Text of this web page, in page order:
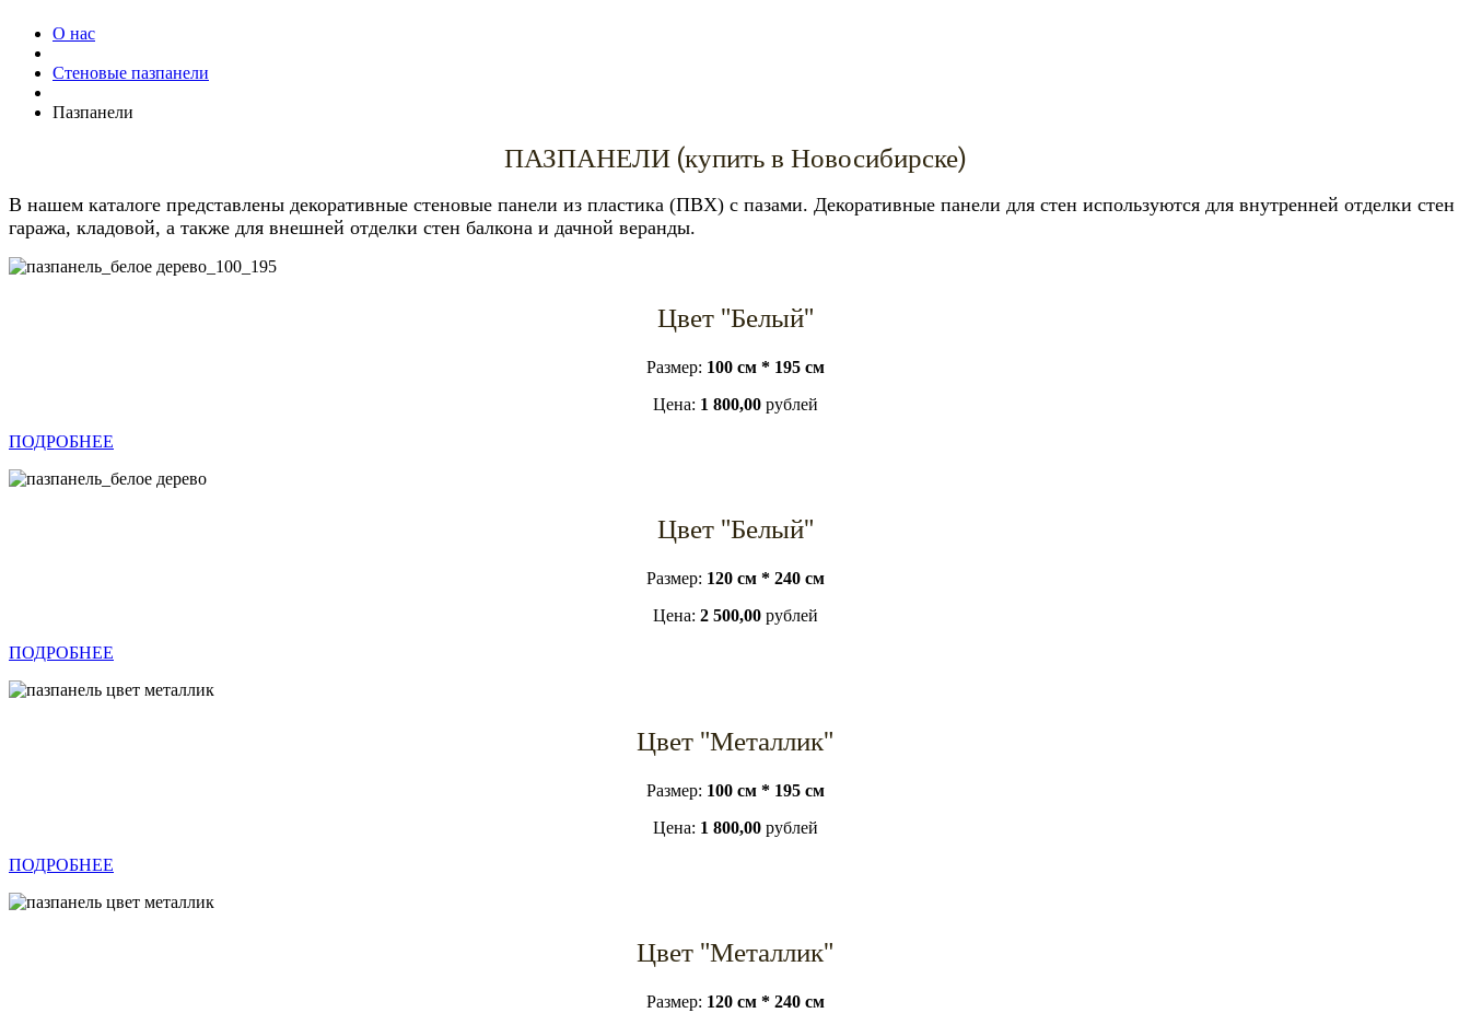
О нас
Стеновые пазпанели
Пазпанели
ПАЗПАНЕЛИ (купить в Новосибирске)
В нашем каталоге представлены декоративные стеновые панели из пластика (ПВХ) с пазами. Декоративные панели для стен используются для внутренней отделки стен
гаража, кладовой, а также для внешней отделки стен балкона и дачной веранды.
Цвет "Белый"
Размер: 100 см * 195 см
Цена: 1 800,00рублей
ПОДРОБНЕЕ
Цвет "Белый"
Размер: 120 см * 240 см
Цена: 2 500,00рублей
ПОДРОБНЕЕ
Цвет "Металлик"
Размер: 100 см * 195 см
Цена: 1 800,00рублей
ПОДРОБНЕЕ
Цвет "Металлик"
Размер: 120 см * 240 см